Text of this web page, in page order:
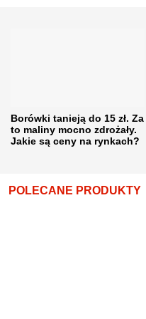
Borówki tanieją do 15 zł. Za
to maliny mocno zdrożały.
Jakie są ceny na rynkach?
POLECANE PRODUKTY